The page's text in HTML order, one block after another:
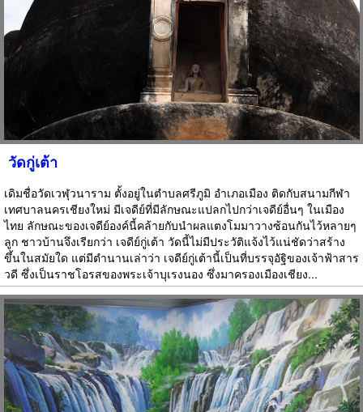
วัดกู่เต้า
เดิมชื่อวัดเวฬุวนาราม ตั้งอยู่ในตำบลศรีภูมิ อำเภอเมือง ติดกับสนามกีฬา
เทศบาลนครเชียงใหม่ มีเจดีย์ที่มีลักษณะแปลกไปกว่าเจดีย์อื่นๆ ในเมือง
ไทย ลักษณะของเจดีย์องค์นี้คล้ายกับนำผลแตงโมมาวางซ้อนกันไว้หลายๆ
ลูก ชาวบ้านจึงเรียกว่า เจดีย์กู่เต้า วัดนี้ไม่มีประวัติแจ้งไว้แน่ชัดว่าสร้าง
ขึ้นในสมัยใด แต่มีตำนานเล่าว่า เจดีย์กู่เต้านี้เป็นที่บรรจุอัฐิของเจ้าฟ้าสาร
วดี ซึ่งเป็นราชโอรสของพระเจ้าบุเรงนอง ซึ่งมาครองเมืองเชียง...